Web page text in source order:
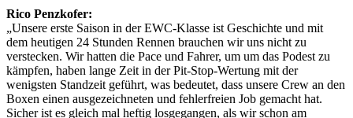
Rico Penzkofer:
„Unsere erste Saison in der EWC-Klasse ist Geschichte und mit
dem heutigen 24 Stunden Rennen brauchen wir uns nicht zu
verstecken. Wir hatten die Pace und Fahrer, um um das Podest zu
kämpfen, haben lange Zeit in der Pit-Stop-Wertung mit der
wenigsten Standzeit geführt, was bedeutet, dass unsere Crew an den
Boxen einen ausgezeichneten und fehlerfreien Job gemacht hat.
Sicher ist es gleich mal heftig losgegangen, als wir schon am